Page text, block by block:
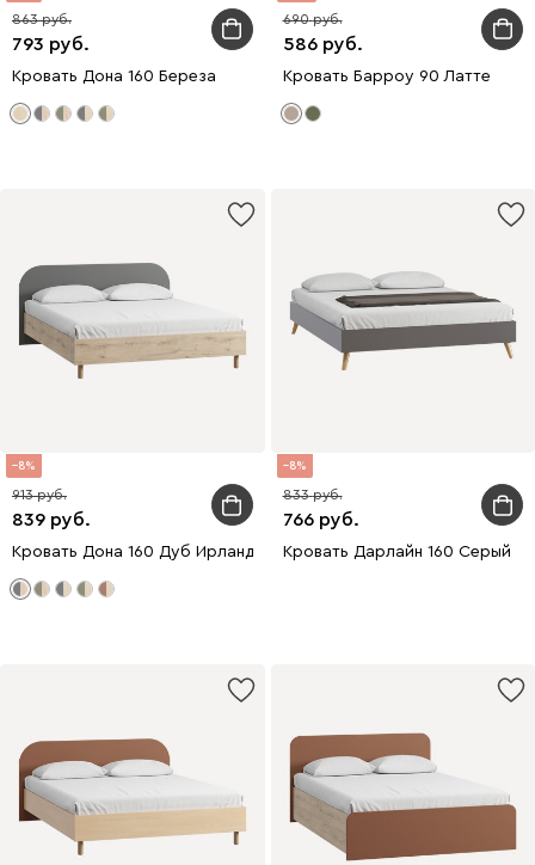
793
863
Кровать Дона 160 Береза
586
690
Кровать Барроу 90 Латте
8
839
913
Кровать Дона 160 Дуб Ирландский/Серый
8
766
833
Кровать Дарлайн 160 Серый